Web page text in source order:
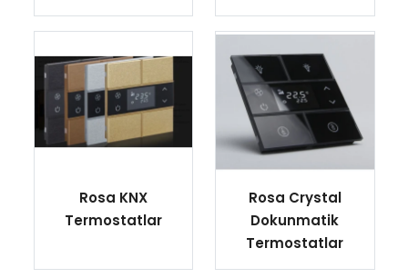
Rosa KNX
Termostatlar
Rosa Crystal
Dokunmatik
Termostatlar